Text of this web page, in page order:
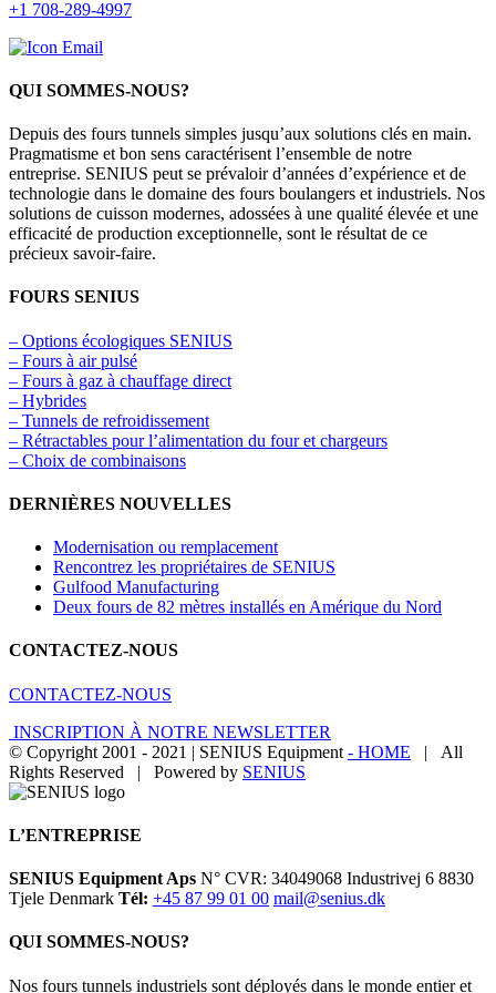
+1 708-289-4997
QUI SOMMES-NOUS?
Depuis des fours tunnels simples jusqu’aux solutions clés en main.
Pragmatisme et bon sens caractérisent l’ensemble de notre
entreprise. SENIUS peut se prévaloir d’années d’expérience et de
technologie dans le domaine des fours boulangers et industriels. Nos
solutions de cuisson modernes, adossées à une qualité élevée et une
efficacité de production exceptionnelle, sont le résultat de ce
précieux savoir-faire.
FOURS SENIUS
– Options écologiques SENIUS
– Fours à air pulsé
– Fours à gaz à chauffage direct
– Hybrides
– Tunnels de refroidissement
– Rétractables pour l’alimentation du four et chargeurs
– Choix de combinaisons
DERNIÈRES NOUVELLES
Modernisation ou remplacement
Rencontrez les propriétaires de SENIUS
Gulfood Manufacturing
Deux fours de 82 mètres installés en Amérique du Nord
CONTACTEZ-NOUS
CONTACTEZ-NOUS
INSCRIPTION À NOTRE NEWSLETTER
© Copyright 2001 - 2021 | SENIUS Equipment - HOME | All
Rights Reserved | Powered by SENIUS
Email
LinkedIn
YouTube
Toggle
Bar
L’ENTREPRISE
SENIUS Equipment Aps N° CVR: 34049068 Industrivej 6 8830
Tjele Denmark Tél: +45 87 99 01 00 mail@senius.dk
QUI SOMMES-NOUS?
Nos fours tunnels industriels sont déployés dans le monde entier et